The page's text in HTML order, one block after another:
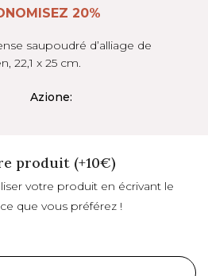
20%
saupoudré d’alliage de
22,1 x 25 cm.
Azione:
produit (+10€)
votre produit en écrivant le
que vous préférez !